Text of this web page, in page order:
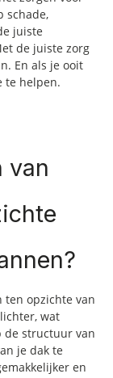
schade,
juiste
de juiste zorg
En als je ooit
te helpen.
van
ten opzichte van
wat
de structuur van
je dak te
en